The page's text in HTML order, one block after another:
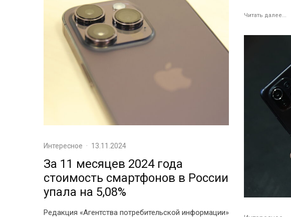
Интересное · 13.11.2024
За 11 месяцев 2024 года
стоимость смартфонов в России
упала на 5,08%
Редакция «Агентства потребительской информации»
Читать далее...